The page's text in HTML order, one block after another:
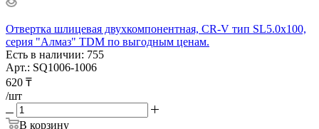
Отвертка шлицевая двухкомпонентная, CR-V тип SL5.0x100,
серия "Алмаз" TDM по выгодным ценам.
Есть в наличии: 755
Арт.: SQ1006-1006
620 ₸
/шт
В корзину